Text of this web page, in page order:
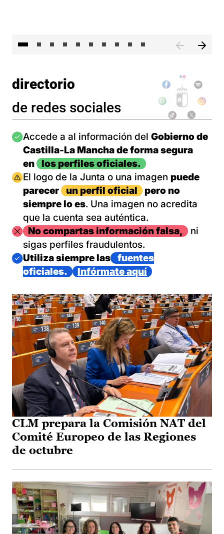
directorio
de redes sociales
Imagen
Accede a al información del Gobierno de
Castilla-La Mancha de forma segura
en
los perfiles oficiales.
Imagen
El logo de la Junta o una imagen puede
parecer
un perfil oficial
pero no
siempre lo es. Una imagen no acredita
que la cuenta sea auténtica.
ImagenNo compartas información falsa,
ni
sigas perfiles fraudulentos.
Imagen
Utiliza siempre las
fuentes
oficiales.
Infórmate aquí
CLM prepara la Comisión NAT del
Comité Europeo de las Regiones
de octubre